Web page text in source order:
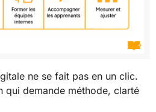
ne se fait pas en un clic.
qui demande méthode, clarté